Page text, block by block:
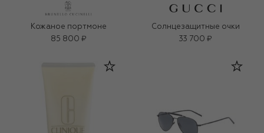
Кожаное портмоне
85 800 ₽
Солнцезащитные очки
33 700 ₽